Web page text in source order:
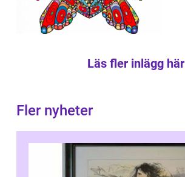
Läs fler inlägg här
Fler nyheter